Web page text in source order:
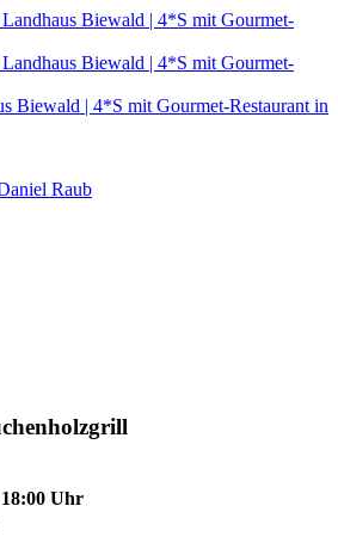
Biewald | 4*S mit Gourmet-Restaurant in
Raub
18:00 Uhr